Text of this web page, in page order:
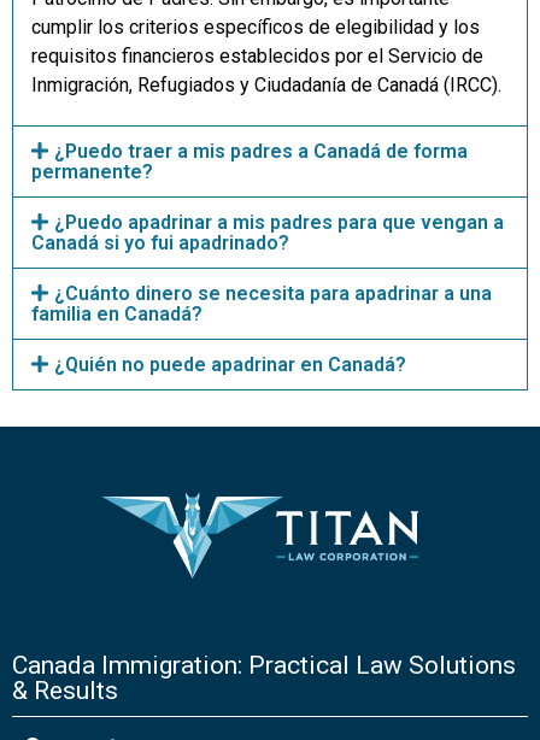
cumplir los criterios específicos de elegibilidad y los
requisitos financieros establecidos por el Servicio de
Inmigración, Refugiados y Ciudadanía de Canadá (IRCC).
¿Puedo traer a mis padres a Canadá de forma
permanente?
¿Puedo apadrinar a mis padres para que vengan a
Canadá si yo fui apadrinado?
¿Cuánto dinero se necesita para apadrinar a una
familia en Canadá?
¿Quién no puede apadrinar en Canadá?
Canada Immigration: Practical Law Solutions
& Results